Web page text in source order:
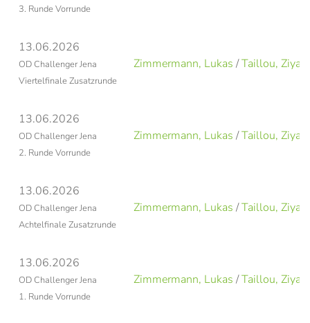
3. Runde Vorrunde
13.06.2026
OD Challenger Jena
Viertelfinale Zusatzrunde
Zimmermann, Lukas /Taillou, Ziyad
13.06.2026
OD Challenger Jena
2. Runde Vorrunde
Zimmermann, Lukas /Taillou, Ziyad
13.06.2026
OD Challenger Jena
Achtelfinale Zusatzrunde
Zimmermann, Lukas /Taillou, Ziyad
13.06.2026
OD Challenger Jena
1. Runde Vorrunde
Zimmermann, Lukas /Taillou, Ziyad